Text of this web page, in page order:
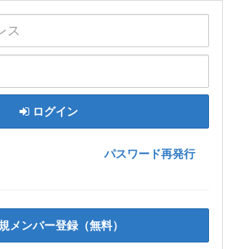
ログイン
パスワード再発行
メンバー登録（無料）